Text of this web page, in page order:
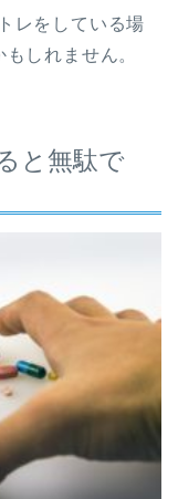
レをしている場
しれません。
と無駄で